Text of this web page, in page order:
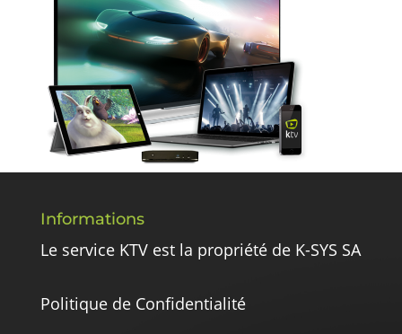
Informations
Le service KTV est la propriété de K-SYS SA
Politique de Confidentialité